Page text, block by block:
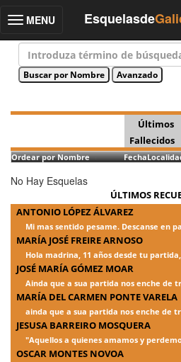
Toggle
MENU Esquelasde
Últimos
Fallecidos
Ordear por Nombre Fecha
No Hay Esquelas
ÚLTIMOS
ANTONIO LÓPEZ ÁLVAREZ
Mi mas sentido pesame. Descanse en
MARÍA JOSÉ FREIRE ARNOSO
Hola madrina, 11 años desde tu
JOSÉ MARÍA GÓMEZ MOAR
Ainda que a sua partida nos enche de
MARÍA DEL CARMEN PONTE VARELA
ainda que a sua partida nos enche de
JESUSA BARREIRO MOSQUERA
"Aquellos a quienes amamos y
OSCAR MONTES NOVOA